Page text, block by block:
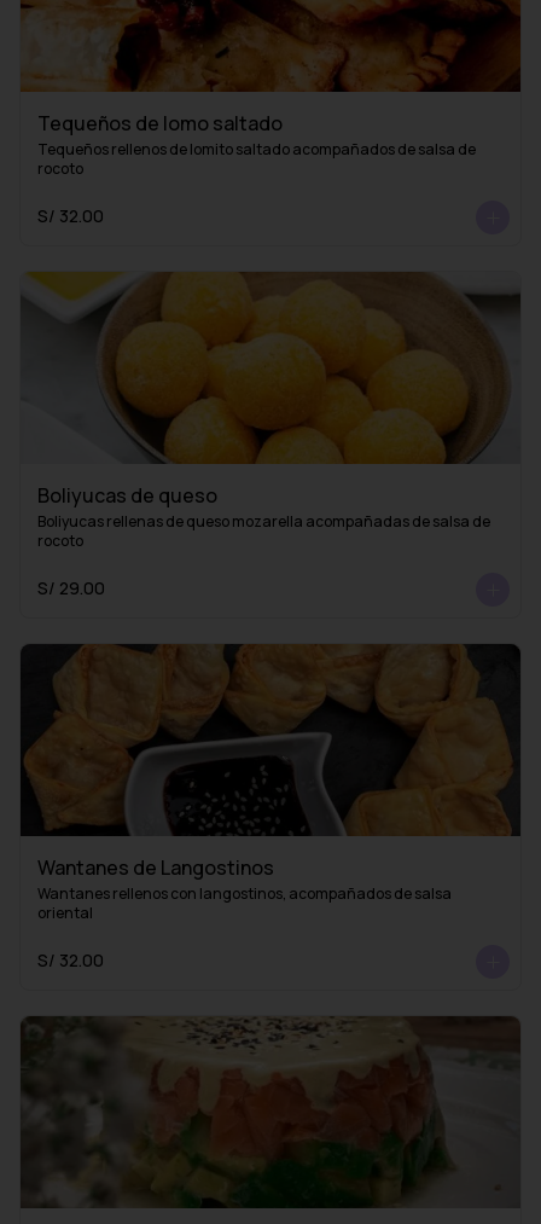
Tequeños de lomo saltado
Tequeños rellenos de lomito saltado acompañados de salsa de
rocoto
S/ 32.00
Boliyucas de queso
Boliyucas rellenas de queso mozarella acompañadas de salsa de
rocoto
S/ 29.00
Wantanes de Langostinos
Wantanes rellenos con langostinos, acompañados de salsa
oriental
S/ 32.00